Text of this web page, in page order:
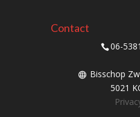
Contact
06-
Bisschop
5021